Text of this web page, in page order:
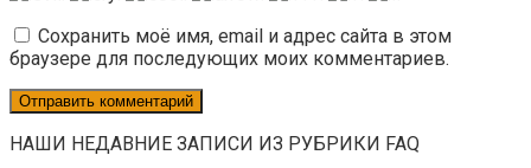
Сохранить моё имя, email и адрес сайта в этом
браузере для последующих моих комментариев.
НАШИ НЕДАВНИЕ ЗАПИСИ ИЗ РУБРИКИ FAQ